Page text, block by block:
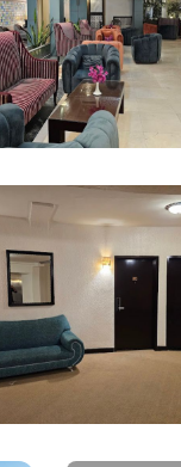
追求放松和休闲的